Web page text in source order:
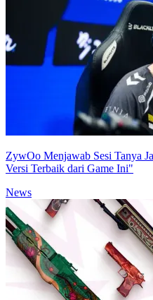
ZywOo Menjawab Sesi Tanya
Versi Terbaik dari Game Ini"
News